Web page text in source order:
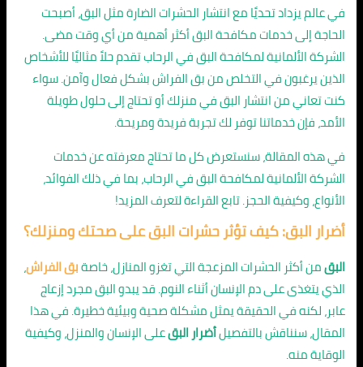
في عالم يزداد تحديًا مع انتشار الحشرات الضارة مثل البق، أصبحت
الحاجة إلى خدمات مكافحة البق أكثر أهمية من أي وقت مضى.
الشركة الألمانية لمكافحة البق في الرحاب تقدم حلاً مثاليًا للأشخاص
الذين يرغبون في التخلص من بق الفراش بشكل فعال وآمن. سواء
كنت تعاني من انتشار البق في منزلك أو تحتاج إلى حلول طويلة
الأمد، فإن خدماتنا توفر لك تجربة فريدة ومريحة.
في هذه المقالة، سنستعرض كل ما تحتاج معرفته عن خدمات
الشركة الألمانية لمكافحة البق في الرحاب، بما في ذلك الفوائد،
الأنواع، وكيفية الحجز. تابع القراءة لتعرف المزيد!
أضرار البق: كيف تؤثر حشرات البق على صحتك ومنزلك؟
البقمن أكثر الحشرات المزعجة التي تغزو المنازل، خاصةبق الفراش،
الذي يتغذى على دم الإنسان أثناء النوم. قد يبدو البق مجرد إزعاج
عابر، لكنه في الحقيقة يمثل مشكلة صحية وبيئية خطيرة. في هذا
المقال، سنناقش بالتفصيلأضرار البقعلى الإنسان والمنزل، وكيفية
الوقاية منه.